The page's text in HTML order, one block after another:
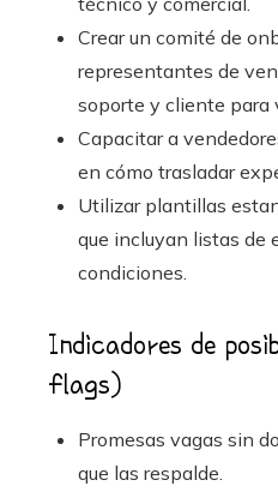
Crear un comité de
representantes de
soporte y cliente para
Capacitar a
en cómo trasladar
Utilizar plantillas
que incluyan listas de
condiciones.
Indicadores de
flags)
Promesas vagas sin
que las respalde.